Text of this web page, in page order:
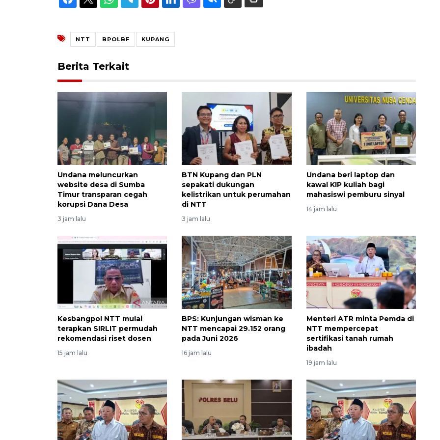
NTT BPOLBF KUPANG
Berita Terkait
Undana meluncurkan
website desa di Sumba
Timur transparan cegah
korupsi Dana Desa
3 jam lalu
BTN Kupang dan PLN
sepakati dukungan
kelistrikan untuk perumahan
di NTT
3 jam lalu
Undana beri laptop dan
kawal KIP kuliah bagi
mahasiswi pemburu sinyal
14 jam lalu
Kesbangpol NTT mulai
terapkan SIRLIT permudah
rekomendasi riset dosen
15 jam lalu
BPS: Kunjungan wisman ke
NTT mencapai 29.152 orang
pada Juni 2026
16 jam lalu
Menteri ATR minta Pemda di
NTT mempercepat
sertifikasi tanah rumah
ibadah
19 jam lalu